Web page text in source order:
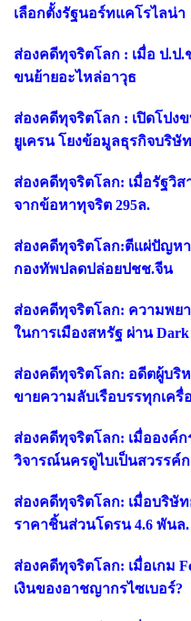
เลือกตั้งรัฐนอร์ทแคโรไลน่า
ส่องคดีทุจริตโลก : เมื่อ ป.ป.
ขนย้ายอะไหล่อาวุธ
ส่องคดีทุจริตโลก : เปิดโปง
ยูเครน โยงข้อมูลธุรกิจบริษั
ส่องคดีทุจริตโลก: เมื่อรัฐวิ
จากข้อหาทุจริต 295ล.
ส่องคดีทุจริตโลก:ตีแผ่ปัญห
กองทัพปลดปล่อยปชช.จีน
ส่องคดีทุจริตโลก: ความพ
ในการเมืองสหรัฐ ผ่าน Dark
ส่องคดีทุจริตโลก: อดีตผู้บริ
ขายความลับเรือบรรทุกเครื่
ส่องคดีทุจริตโลก: เมื่อองค์
วิจารณ์นครดูไบเป็นสวรรค์
ส่องคดีทุจริตโลก: เมื่อบริษั
ราคาชิ้นส่วนโดรน 4.6 พันล.
ส่องคดีทุจริตโลก: เมื่อเกม
เงินของอาชญากรไซเบอร์?